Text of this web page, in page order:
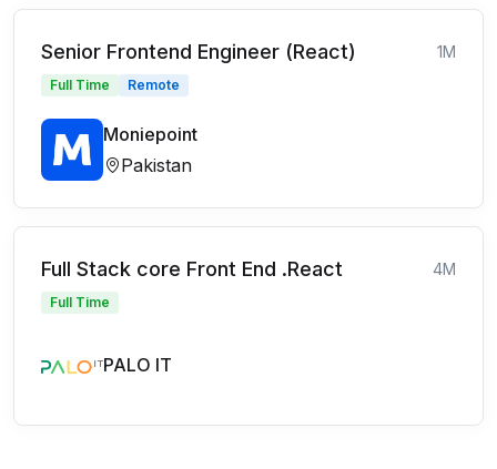
Senior Frontend Engineer (React) 1M
Full Time Remote
Moniepoint
Pakistan
Full Stack core Front End .React 4M
Full Time
PALO IT